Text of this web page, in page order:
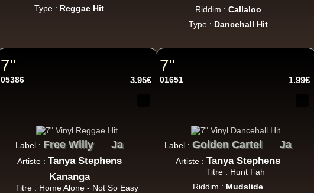
Sons Of Manji Marky Lyrical
Waache Watoto Wacheze - Hear The Cry
Reggae Hit
Mental Stamina Fr
Daba Makourejah Syra Benyah
Serial Killer - Woman Being
Type : Reggae Hit
Riddim : Callaloo
Type : Dancehall Hit
7"
05386 3.95€
Label : Free Willy Ja
Artiste : Tanya Stephens
Kananga
Titre : Home Alone - Not So Easy
7"
01651 1.99€
Label :Golden Cartel Ja
Artiste :Tanya Stephens
Titre : Hunt Fah
Riddim : Mudslide